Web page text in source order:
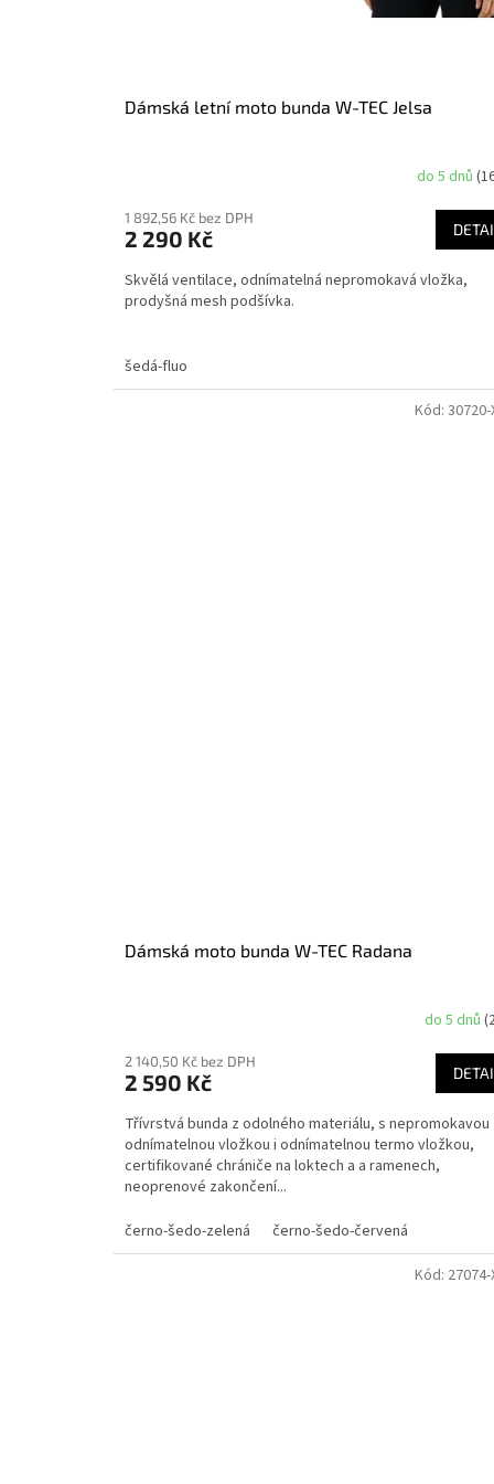
Dámská letní moto bunda W-TEC Jelsa
do 5 dnů
1 892,56 Kč bez DPH
2 290 Kč
Skvělá ventilace, odnímatelná nepromokavá vložka,
prodyšná mesh podšívka.
šedá-fluo
Dámská moto bunda W-TEC Radana
do 5 dnů
2 140,50 Kč bez DPH
2 590 Kč
Třívrstvá bunda z odolného materiálu, s nepromokavou
odnímatelnou vložkou i odnímatelnou termo vložkou,
certifikované chrániče na loktech a a ramenech,
neoprenové zakončení...
černo-šedo-zelená
černo-šedo-červená
Kód:30720-
Kód: 27074-